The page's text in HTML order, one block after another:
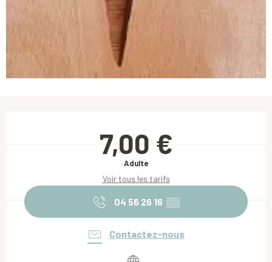
7,00 €
Adulte
Voir tous les tarifs
04 56 26 16 ▒▒
Contactez-nous